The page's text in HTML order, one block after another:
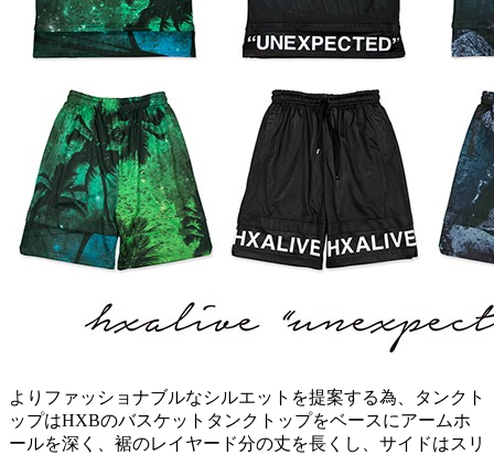
よりファッショナブルなシルエットを提案する為、タンクト
ップはHXBのバスケットタンクトップをベースにアームホ
ールを深く、裾のレイヤード分の丈を長くし、サイドはスリ